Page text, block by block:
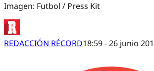
Imagen: Futbol / Press Kit
REDACCIÓN RÉCORD18:59 - 26 junio